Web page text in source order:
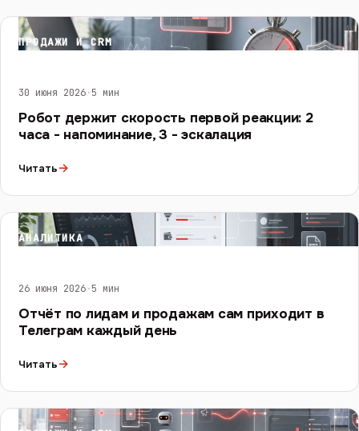
ПРОДАЖИ И CRM
30 июня 2026·5 мин
Робот держит скорость первой реакции: 2
часа - напоминание, 3 - эскалация
Читать→
АНАЛИТИКА
26 июня 2026·5 мин
Отчёт по лидам и продажам сам приходит в
Телеграм каждый день
Читать→